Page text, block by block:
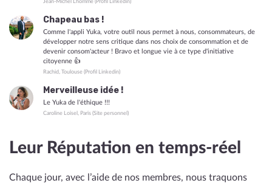
Jean-Michel Lhomme (Profil Linkedin)
Chapeau bas !
Comme l'appli Yuka, votre outil nous permet à nous, consommateurs, de
développer notre sens critique dans nos choix de consommation et de
devenir consom'acteur ! Bravo et longue vie à ce type d'initiative
citoyenne 👍
Rachid, Toulouse (Profil Linkedin)
Merveilleuse idée !
Le Yuka de l'éthique !!!
Caroline Loisel, Paris (Site personnel)
Leur Réputation en temps-réel
Chaque jour, avec l’aide de nos membres, nous traquons